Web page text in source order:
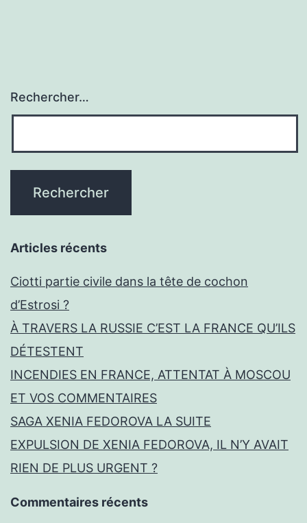
Rechercher…
Articles récents
Ciotti partie civile dans la tête de cochon
d’Estrosi ?
À TRAVERS LA RUSSIE C’EST LA FRANCE QU’ILS
DÉTESTENT
INCENDIES EN FRANCE, ATTENTAT À MOSCOU
ET VOS COMMENTAIRES
SAGA XENIA FEDOROVA LA SUITE
EXPULSION DE XENIA FEDOROVA, IL N’Y AVAIT
RIEN DE PLUS URGENT ?
Commentaires récents